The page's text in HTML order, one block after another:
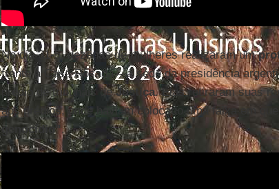
No dia 31-5, dezenas de mulheres realizaram um
frente à Casa Rosada – a sede da presidência
prédio de tribunais deJustiça. Elas retiraram suas
aos prédios, onde haviam colocado uma faixa em que
genocídio”.